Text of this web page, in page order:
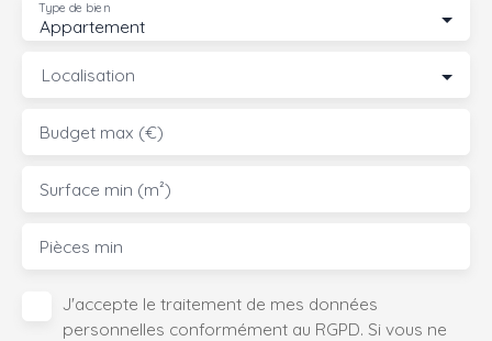
Appartement
Type de bien
Localisation
Budget max (€)
Surface min (m²)
Pièces min
J'accepte le traitement de mes données
personnelles conformément au RGPD. Si vous ne